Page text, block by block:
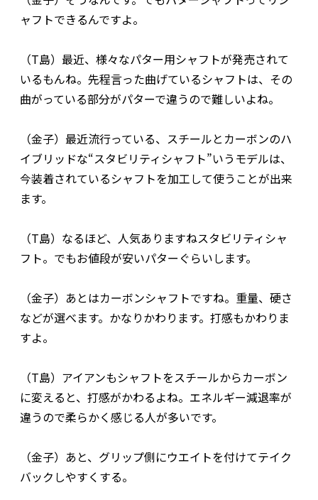
ャフトできるんですよ。
（T島）最近、様々なパター用シャフトが発売されて
いるもんね。先程言った曲げているシャフトは、その
曲がっている部分がパターで違うので難しいよね。
（金子）最近流行っている、スチールとカーボンのハ
イブリッドな“スタビリティシャフト”いうモデルは、
今装着されているシャフトを加工して使うことが出来
ます。
（T島）なるほど、人気ありますねスタビリティシャ
フト。でもお値段が安いパターぐらいします。
（金子）あとはカーボンシャフトですね。重量、硬さ
などが選べます。かなりかわります。打感もかわりま
すよ。
（T島）アイアンもシャフトをスチールからカーボン
に変えると、打感がかわるよね。エネルギー減退率が
違うので柔らかく感じる人が多いです。
（金子）あと、グリップ側にウエイトを付けてテイク
バックしやすくする。